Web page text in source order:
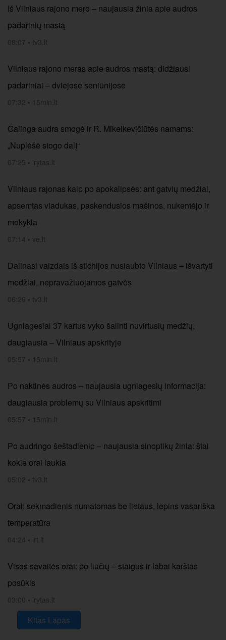
Iš Vilniaus rajono mero – naujausia žinia apie audros
padarinių mastą
08:07 • tv3.lt
Vilniaus rajono meras apie audros mastą: didžiausi
padariniai – dviejose seniūnijose
07:32 • 15min.lt
Galinga audra smogė ir R. Mikelkevičiūtės namams:
„Nuplėšė stogo dalį“
07:25 • lrytas.lt
Vilniaus rajonas kaip po apokalipsės: ant gatvių medžiai,
apsemtas viadukas, paskendusios mašinos, nukentėjo ir
mokykla
07:14 • ve.lt
Dalinasi vaizdais iš stichijos nusiaubto Vilniaus – išvartyti
medžiai, nepravažiuojamos gatvės
06:26 • tv3.lt
Ugniagesiai 37 kartus vyko šalinti nuvirtusių medžių,
daugiausia – Vilniaus apskrityje
05:57 • 15min.lt
Po naktinės audros – naujausia ugniagesių informacija:
daugiausia problemų su Vilniaus apskritimi
05:57 • 15min.lt
Po audringo šeštadienio – naujausia sinoptikų žinia: štai
kokie orai laukia
05:02 • tv3.lt
Orai: sekmadienis numatomas be lietaus, lepins vasariška
temperatūra
04:24 • lrt.lt
Visos savaitės orai: po liūčių – staigus ir labai karštas
posūkis
03:00 • lrytas.lt
Kitas Lapas